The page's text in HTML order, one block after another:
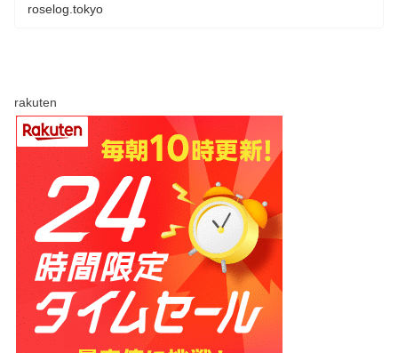
roselog.tokyo
rakuten